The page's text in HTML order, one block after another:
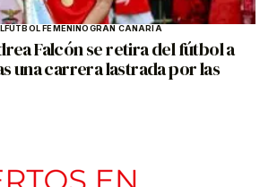
FÚTBOL FEMENINOGRAN CANARIA
Falcón se retira del fútbol a
una carrera lastrada por las